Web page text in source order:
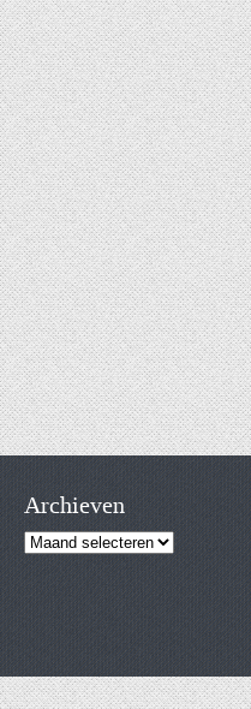
Archieven
Archieven